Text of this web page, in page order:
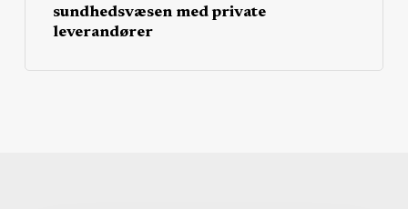
sundhedsvæsen med private
leverandører